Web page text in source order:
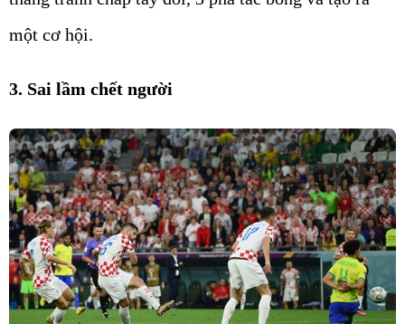
một cơ hội.
3. Sai lầm chết người